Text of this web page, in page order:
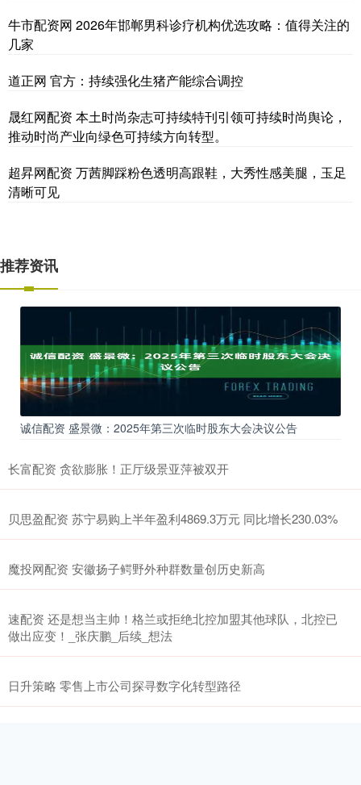
牛市配资网 2026年邯郸男科诊疗机构优选攻略：值得关注的
几家
道正网 官方：持续强化生猪产能综合调控
晟红网配资 本土时尚杂志可持续特刊引领可持续时尚舆论，
推动时尚产业向绿色可持续方向转型。
超昇网配资 万茜脚踩粉色透明高跟鞋，大秀性感美腿，玉足
清晰可见
推荐资讯
诚信配资 盛景微：2025年第三次临时股东大会决议公告
长富配资 贪欲膨胀！正厅级景亚萍被双开
贝思盈配资 苏宁易购上半年盈利4869.3万元 同比增长230.03%
魔投网配资 安徽扬子鳄野外种群数量创历史新高
速配资 还是想当主帅！格兰或拒绝北控加盟其他球队，北控已
做出应变！_张庆鹏_后续_想法
日升策略 零售上市公司探寻数字化转型路径